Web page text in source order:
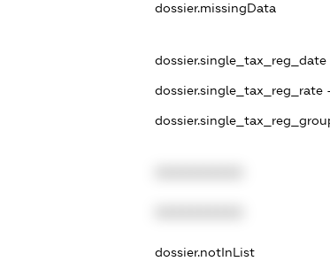
dossier.missingData
dossier.single_tax_reg_date -
dossier.single_tax_reg_rate
dossier.notInList